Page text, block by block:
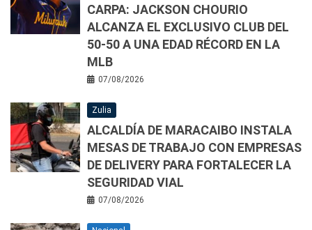
CARPA: JACKSON CHOURIO
ALCANZA EL EXCLUSIVO CLUB DEL
50-50 A UNA EDAD RÉCORD EN LA
MLB
07/08/2026
Zulia
ALCALDÍA DE MARACAIBO INSTALA
MESAS DE TRABAJO CON EMPRESAS
DE DELIVERY PARA FORTALECER LA
SEGURIDAD VIAL
07/08/2026